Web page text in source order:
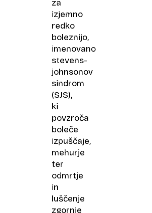
za
izjemno
redko
boleznijo,
imenovano
stevens-
johnsonov
sindrom
(SJS),
ki
povzroča
boleče
izpuščaje,
mehurje
ter
odmrtje
in
luščenje
zgornje